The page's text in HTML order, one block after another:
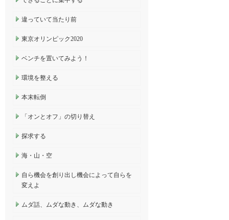
違っていて当たり前
東京オリンピック2020
ベンチを置いてみよう！
環境を整える
本末転倒
「オンとオフ」の切り替え
探求する
海・山・空
自ら機会を創り出し機会によって自らを
変えよ
ムダ話、ムダな動き、ムダな動き